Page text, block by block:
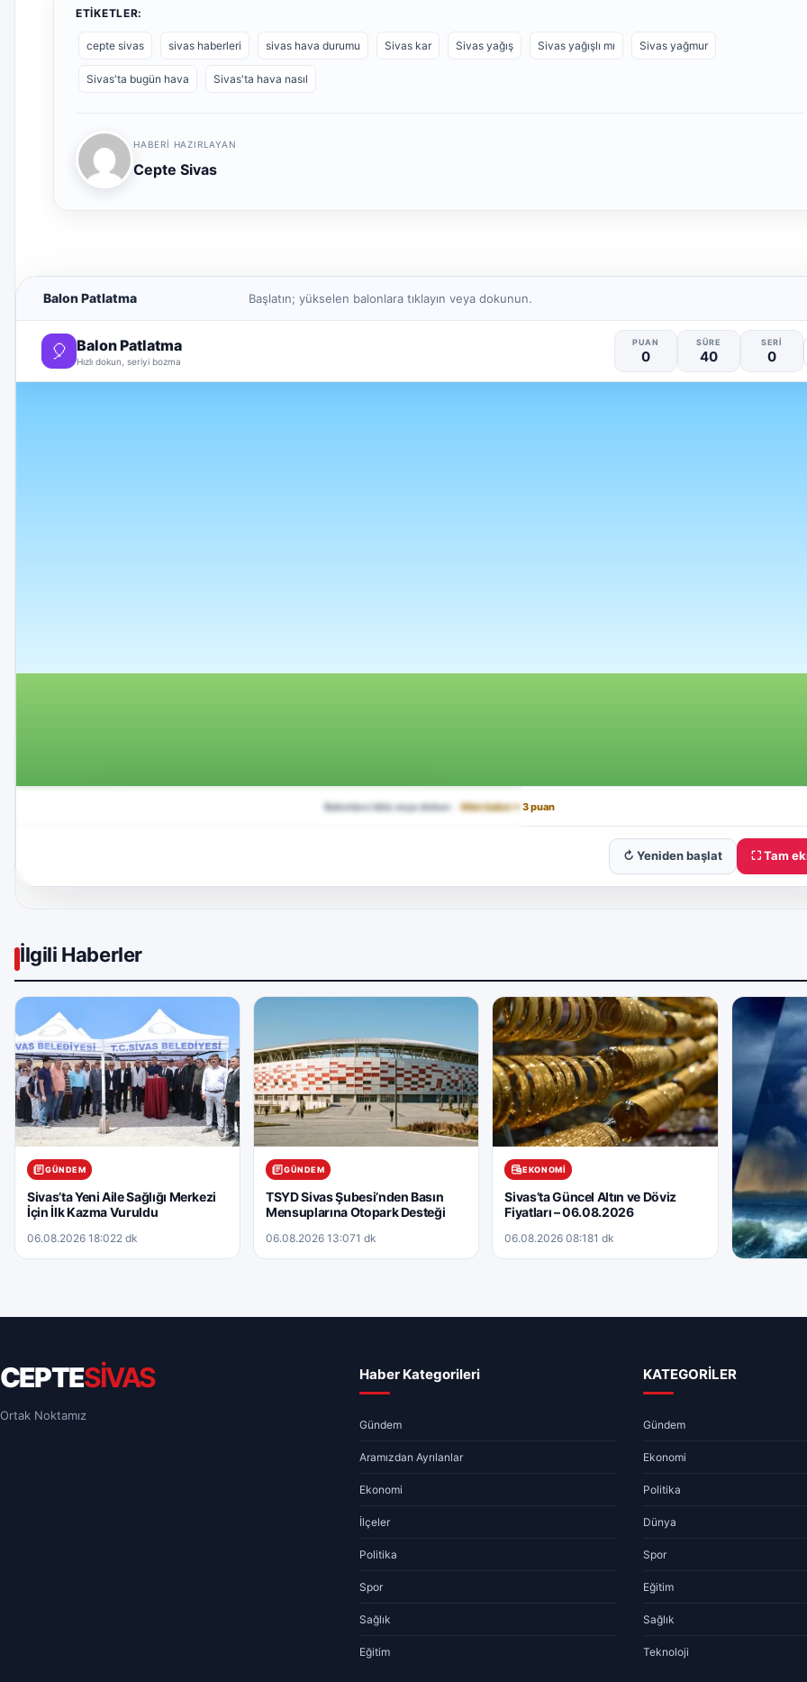
ETIKETLER:
cepte sivas sivas haberleri sivas hava durumu Sivas kar Sivas yağış Sivas yağışlı mı Sivas yağmur
Sivas'ta bugün hava Sivas'ta hava nasıl
HABERI HAZIRLAYAN
Cepte Sivas
Balon Patlatma Başlatın; yükselen balonlara tıklayın veya dokunun.
↻ Yeniden başlat ⛶ Tam
İlgili Haberler
GÜNDEM
Sivas’ta Yeni Aile Sağlığı Merkezi
İçin İlk Kazma Vuruldu
06.08.2026 18:022 dk
GÜNDEM
TSYD Sivas Şubesi’nden Basın
Mensuplarına Otopark Desteği
06.08.2026 13:071 dk
EKONOMI
Sivas’ta Güncel Altın ve Döviz
Fiyatları – 06.08.2026
06.08.2026 08:181 dk
CEPTESİVAS
Ortak Noktamız
Haber Kategorileri
Gündem
Aramızdan Ayrılanlar
Ekonomi
İlçeler
Politika
Spor
Sağlık
Eğitim
KATEGORİLER
Gündem
Ekonomi
Politika
Dünya
Spor
Eğitim
Sağlık
Teknoloji